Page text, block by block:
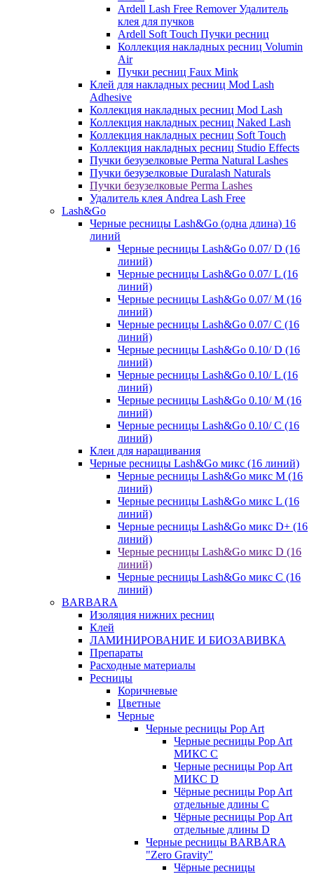
Ardell Lash Free Remover Удалитель
клея для пучков
Ardell Soft Touch Пучки ресниц
Коллекция накладных ресниц Volumin
Air
Пучки ресниц Faux Mink
Клей для накладных ресниц Mod Lash
Adhesive
Коллекция накладных ресниц Mod Lash
Коллекция накладных ресниц Naked Lash
Коллекция накладных ресниц Soft Touch
Коллекция накладных ресниц Studio Effects
Пучки безузелковые Perma Natural Lashes
Пучки безузелковые Duralash Naturals
Пучки безузелковые Perma Lashes
Удалитель клея Andrea Lash Free
Lash&Go
Черные ресницы Lash&Go (одна длина) 16
линий
Черные ресницы Lash&Go 0.07/ D (16
линий)
Черные ресницы Lash&Go 0.07/ L (16
линий)
Черные ресницы Lash&Go 0.07/ М (16
линий)
Черные ресницы Lash&Go 0.07/ С (16
линий)
Черные ресницы Lash&Go 0.10/ D (16
линий)
Черные ресницы Lash&Go 0.10/ L (16
линий)
Черные ресницы Lash&Go 0.10/ М (16
линий)
Черные ресницы Lash&Go 0.10/ С (16
линий)
Клеи для наращивания
Черные ресницы Lash&Go микс (16 линий)
Черные ресницы Lash&Go микс M (16
линий)
Черные ресницы Lash&Go микс L (16
линий)
Черные ресницы Lash&Go микс D+ (16
линий)
Черные ресницы Lash&Go микс D (16
линий)
Черные ресницы Lash&Go микс C (16
линий)
BARBARA
Изоляция нижних ресниц
Клей
ЛАМИНИРОВАНИЕ И БИОЗАВИВКА
Препараты
Расходные материалы
Ресницы
Коричневые
Цветные
Черные
Черные ресницы Pop Art
Черные ресницы Pop Art
МИКС C
Черные ресницы Pop Art
МИКС D
Чёрные ресницы Pop Art
отдельные длины С
Чёрные ресницы Pop Art
отдельные длины D
Черные ресницы BARBARA
"Zero Gravity"
Чёрные ресницы